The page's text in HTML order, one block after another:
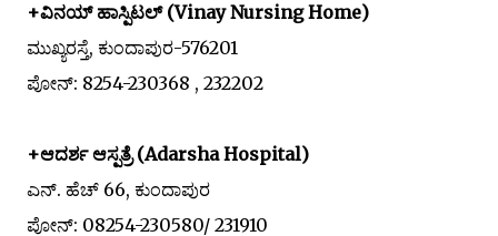
+ವಿನಯ್ ಹಾಸ್ಪಿಟಲ್ (Vinay Nursing Home)
ಮುಖ್ಯರಸ್ತೆ, ಕುಂದಾಪುರ-576201
ಪೋನ್: 8254-230368 , 232202
+ಆದರ್ಶ ಆಸ್ಪತ್ರೆ (Adarsha Hospital)
ಎನ್. ಹೆಚ್ 66, ಕುಂದಾಪುರ
ಪೋನ್: 08254-230580/ 231910